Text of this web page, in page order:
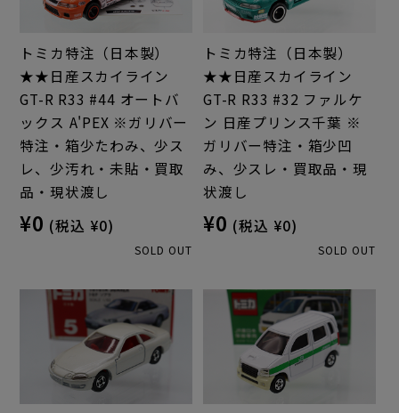
トミカ特注（日本製）
★★日産スカイライン
GT-R R33 #44 オートバ
ックス A'PEX ※ガリバー
特注・箱少たわみ、少ス
レ、少汚れ・未貼・買取
品・現状渡し
¥0 (税込 ¥0)
SOLD OUT
トミカ特注（日本製）
★★日産スカイライン
GT-R R33 #32 ファルケ
ン 日産プリンス千葉 ※
ガリバー特注・箱少凹
み、少スレ・買取品・現
状渡し
¥0 (税込 ¥0)
SOLD OUT